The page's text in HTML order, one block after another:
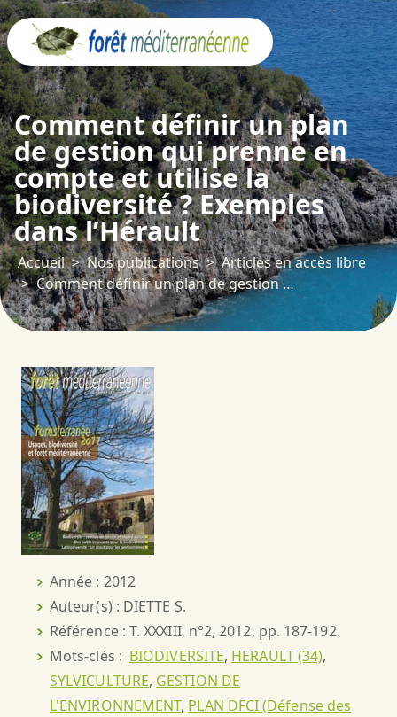
Comment définir un plan
de gestion qui prenne en
compte et utilise la
biodiversité ? Exemples
dans l’Hérault
Accueil Nos publications
Articles en accès libre
Comment définir un plan de gestion qui prenne en compte et utilise la biodiversité ? Exemples dans l’Hérault
Année : 2012
Auteur(s) : DIETTE S.
Référence : T. XXXIII, n°2, 2012, pp. 187-192.
Mots-clés : BIODIVERSITE, HERAULT (34),
SYLVICULTURE, GESTION DE
L'ENVIRONNEMENT, PLAN DFCI (Défense des
Panneau de gestion des cookies